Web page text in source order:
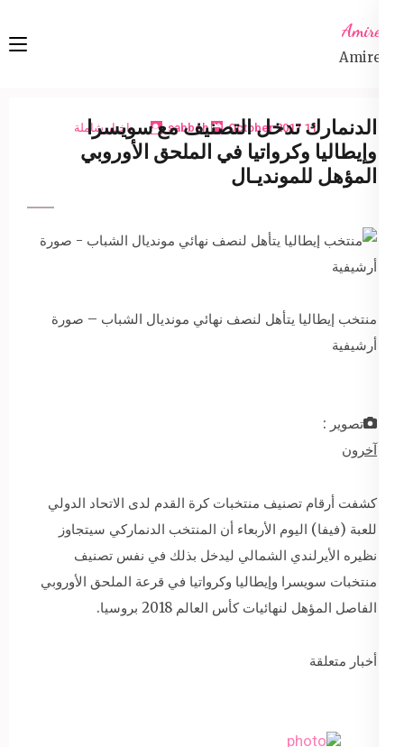
content
Enter)
Amireta
Amireta
11 October 2017
sabbeh اخبار شاملة
الدنمارك تدخل التصنيف مع سويسرا
وإيطاليا وكرواتيا في الملحق الأوروبي
المؤهل للمونديـال
منتخب إيطاليا يتأهل لنصف نهائي مونديال الشباب – صورة
أرشيفية
تصوير :
آخرون
كشفت أرقام تصنيف منتخبات كرة القدم لدى الاتحاد الدولي
للعبة (فيفا) اليوم الأربعاء أن المنتخب الدنماركي سيتجاوز
نظيره الأيرلندي الشمالي ليدخل بذلك في نفس تصنيف
منتخبات سويسرا وإيطاليا وكرواتيا في قرعة الملحق الأوروبي
الفاصل المؤهل لنهائيات كأس العالم 2018 بروسيا.
أخبار متعلقة